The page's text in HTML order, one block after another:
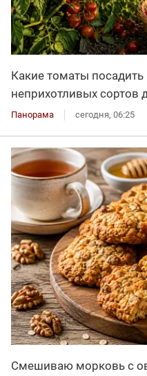
Какие томаты посадить
неприхотливых сортов
Панорама сегодня, 06:25
Смешиваю морковь с